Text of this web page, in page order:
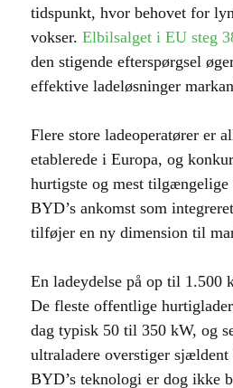
tidspunkt, hvor behovet for
vokser. Elbilsalget i EU steg
den stigende efterspørgsel
effektive ladeløsninger
Flere store ladeoperatører er
etablerede i Europa, og
hurtigste og mest
BYD’s ankomst som
tilføjer en ny dimension til
En ladeydelse på op til 1.500
De fleste offentlige
dag typisk 50 til 350 kW, og
ultraladere overstiger
BYD’s teknologi er dog ikke